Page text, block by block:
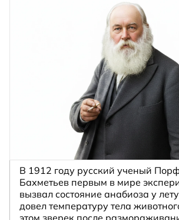
В 1912 году русский ученый
Бахметьев первым в мире
вызвал состояние анабиоза у
довел температуру тела